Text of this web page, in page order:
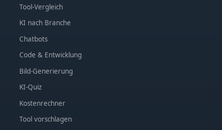
Tool-Vergleich
KI nach Branche
Chatbots
Code & Entwicklung
Bild-Generierung
KI-Quiz
Kostenrechner
Tool vorschlagen